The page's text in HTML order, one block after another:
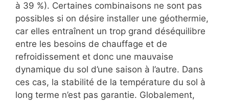
à 39 %). Certaines combinaisons ne sont pas
possibles si on désire installer une géothermie,
car elles entraînent un trop grand déséquilibre
entre les besoins de chauffage et de
refroidissement et donc une mauvaise
dynamique du sol d’une saison à l’autre. Dans
ces cas, la stabilité de la température du sol à
long terme n’est pas garantie. Globalement,